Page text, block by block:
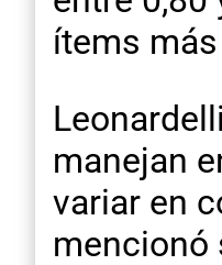
ítems
manejan
variar en
mencionó